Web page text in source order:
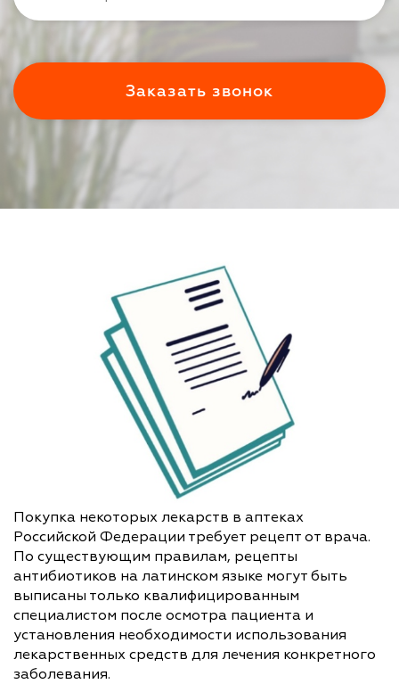
Покупка некоторых лекарств в аптеках
Российской Федерации требует рецепт от врача.
По существующим правилам, рецепты
антибиотиков на латинском языке могут быть
выписаны только квалифицированным
специалистом после осмотра пациента и
установления необходимости использования
лекарственных средств для лечения конкретного
заболевания.